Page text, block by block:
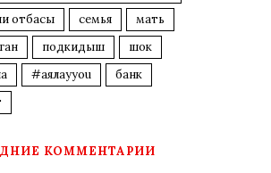
отбасы
семья
мать
подкидыш
шок
#аялауyou
банк
КОММЕНТАРИИ